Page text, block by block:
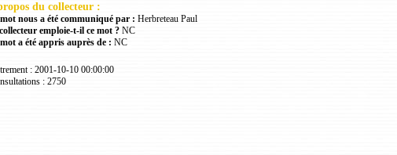
du collecteur :
nous a été communiqué par : Herbreteau Paul
emploie-t-il ce mot ?NC
a été appris auprès de : NC
: 2001-10-10 00:00:00
: 2750